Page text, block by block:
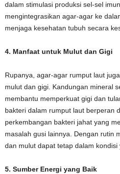
dalam stimulasi produksi sel-sel
mengintegrasikan agar-agar ke
menjaga kesehatan tubuh secara
4. Manfaat untuk Mulut dan Gigi
Rupanya, agar-agar rumput laut
mulut dan gigi. Kandungan mineral
membantu memperkuat gigi dan
bakteri dalam rumput laut berperan
perkembangan bakteri jahat yang
masalah gusi lainnya. Dengan rutin
dan mulut dapat tetap dalam kondisi
5. Sumber Energi yang Baik